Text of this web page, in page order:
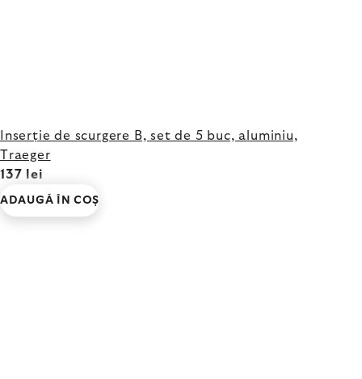
Inserție de scurgere B, set de 5 buc, aluminiu,
Traeger
137 lei
ADAUGĂ ÎN COŞ